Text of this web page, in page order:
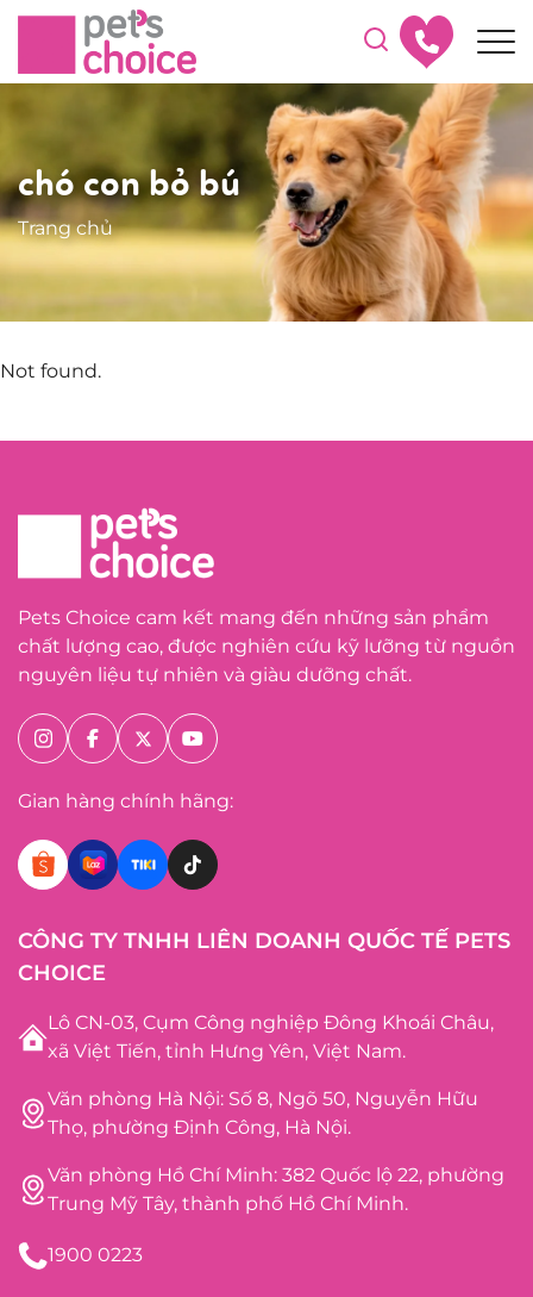
chó con bỏ bú
Trang chủ
Not found.
Pets Choice cam kết mang đến những sản phẩm
chất lượng cao, được nghiên cứu kỹ lưỡng từ nguồn
nguyên liệu tự nhiên và giàu dưỡng chất.
Gian hàng chính hãng:
CÔNG TY TNHH LIÊN DOANH QUỐC TẾ PETS
CHOICE
Lô CN-03, Cụm Công nghiệp Đông Khoái Châu,
xã Việt Tiến, tỉnh Hưng Yên, Việt Nam.
Văn phòng Hà Nội: Số 8, Ngõ 50, Nguyễn Hữu
Thọ, phường Định Công, Hà Nội.
Văn phòng Hồ Chí Minh: 382 Quốc lộ 22, phường
Trung Mỹ Tây, thành phố Hồ Chí Minh.
1900 0223